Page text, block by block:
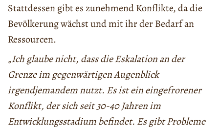
Stattdessen gibt es zunehmend Konflikte, da die
Bevölkerung wächst und mit ihr der Bedarf an
Ressourcen.
„Ich glaube nicht, dass die Eskalation an der
Grenze im gegenwärtigen Augenblick
irgendjemandem nutzt. Es ist ein eingefrorener
Konflikt, der sich seit 30-40 Jahren im
Entwicklungsstadium befindet. Es gibt Probleme